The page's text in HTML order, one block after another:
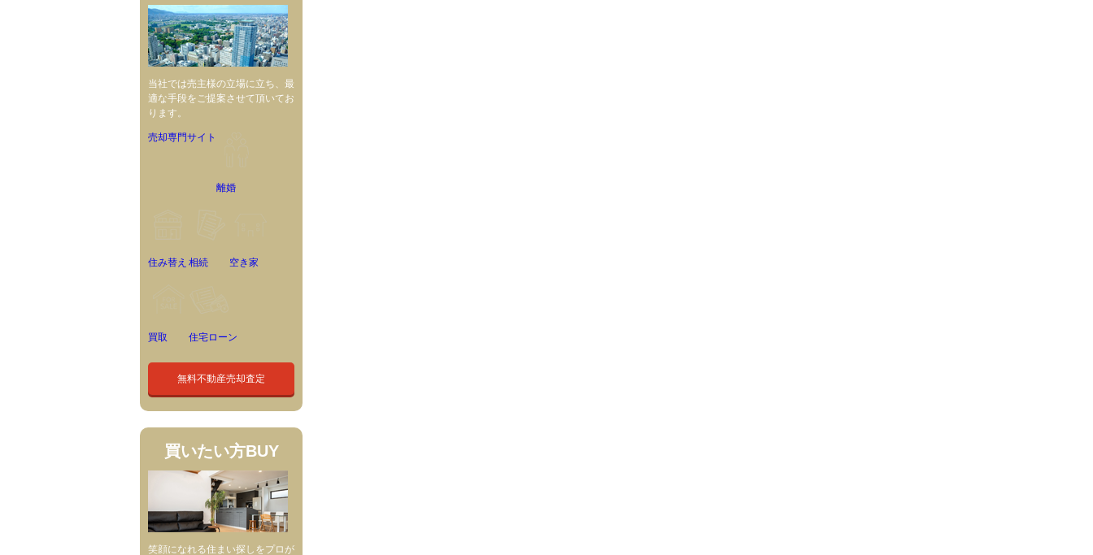
当社では売主様の立場に立ち、最
適な手段をご提案させて頂いてお
ります。
売却専門サイト
離婚
住み替え 相続 空き家
買取 住宅ローン
無料不動産売却査定
買いたい方BUY
笑顔になれる住まい探しをプロが